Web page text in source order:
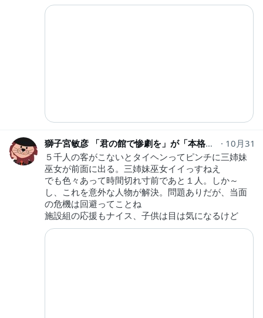
獅子宮敏彦 「君の館で惨劇を」が「本格ミステリ・エターナル」で紹介
10月31
５千人の客がこないとタイヘンってピンチに三姉妹
巫女が前面に出る。三姉妹巫女イイっすねえ
でも色々あって時間切れ寸前であと１人。しか～
し、これを意外な人物が解決。問題ありだが、当面
の危機は回避ってことね
施設組の応援もナイス、子供は目は気になるけど